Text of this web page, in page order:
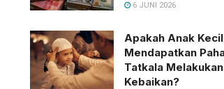
6 JUNI 2026
Apakah Anak Kecil
Mendapatkan
Tatkala
Kebaikan?